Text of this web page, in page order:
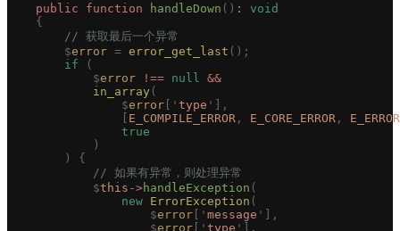
    public
function handleDown () :
void
    {
        // 获取最后一个异常
        $
error = error_get_last ();
        if
(
            $
error !== null
&&
            in_array
(
                $
error ' type '
],
E_COMPILE_ERROR , E_CORE_ERROR ,
E_ERROR
                true
            )
        )
{
            // 如果有异常，则处理异常
            $
this ->handleException (
                new
ErrorException (
                    $
error ' message '
],
                    $
error ' type '
],